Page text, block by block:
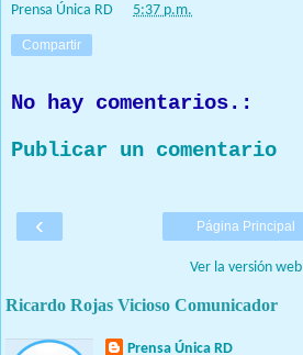
Prensa Única RD 5:37 p.m.
Compartir
No hay comentarios.:
Publicar un comentario
‹ Página Principal
Ver la versión web
Ricardo Rojas Vicioso Comunicador
Prensa Única RD